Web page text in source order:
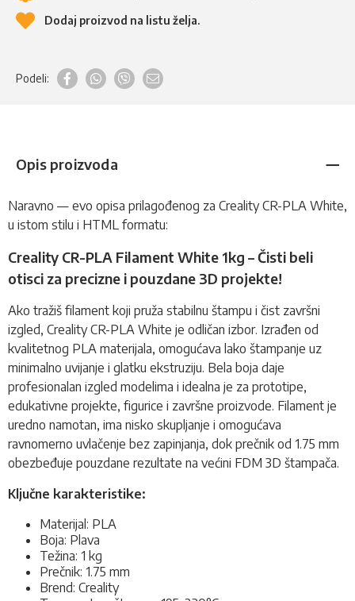
Dodaj proizvod na listu želja.
Podeli:
Opis proizvoda
Naravno — evo opisa prilagođenog za Creality CR-PLA White,
u istom stilu i HTML formatu:
Creality CR-PLA Filament White 1kg – Čisti beli
otisci za precizne i pouzdane 3D projekte!
Ako tražiš filament koji pruža stabilnu štampu i čist završni
izgled, Creality CR-PLA White je odličan izbor. Izrađen od
kvalitetnog PLA materijala, omogućava lako štampanje uz
minimalno uvijanje i glatku ekstruziju. Bela boja daje
profesionalan izgled modelima i idealna je za prototipe,
edukativne projekte, figurice i završne proizvode. Filament je
uredno namotan, ima nisko skupljanje i omogućava
ravnomerno uvlačenje bez zapinjanja, dok prečnik od 1.75 mm
obezbeđuje pouzdane rezultate na većini FDM 3D štampača.
Ključne karakteristike:
Materijal: PLA
Boja: Plava
Težina: 1 kg
Prečnik: 1.75 mm
Brend: Creality